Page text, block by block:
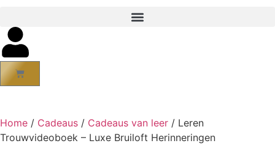
Home / Cadeaus / Cadeaus van leer / Leren
Trouwvideoboek – Luxe Bruiloft Herinneringen